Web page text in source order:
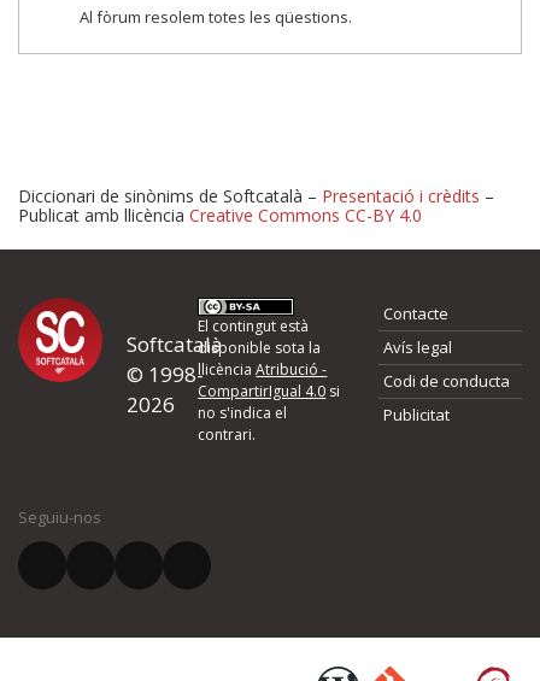
Al fòrum resolem totes les qüestions.
Proposeu-nos millores o
d'errors
Si heu trobat un error o voleu proposar alguna millora, ompliu els
quina és la millora que proposeu o l'error del qual voleu informar-
El vostre correu electrònic *
Diccionari de sinònims de Softcatalà – Presentació i crèdits –
Publicat amb llicència Creative Commons CC-BY 4.0
Softcatalà
© 1998-
2026
El contingut està
disponible sota la
llicènciaAtribució -
CompartirIgual 4.0 si
no s'indica el
contrari.
Contacte
Avís legal
Codi de conducta
Publicitat
Seguiu-nos